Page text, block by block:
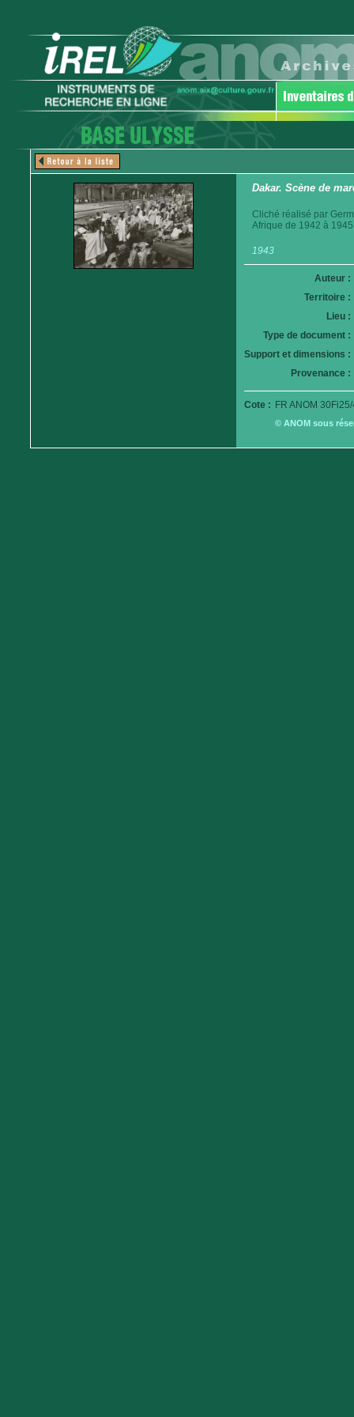
Dakar. Scène de
Cliché réalisé par
Afrique de 1942 à
1943
Auteur :
Territoire :
Lieu :
Type de document :
Support et dimensions :
Provenance :
Cote : FR ANOM
© ANOM sous